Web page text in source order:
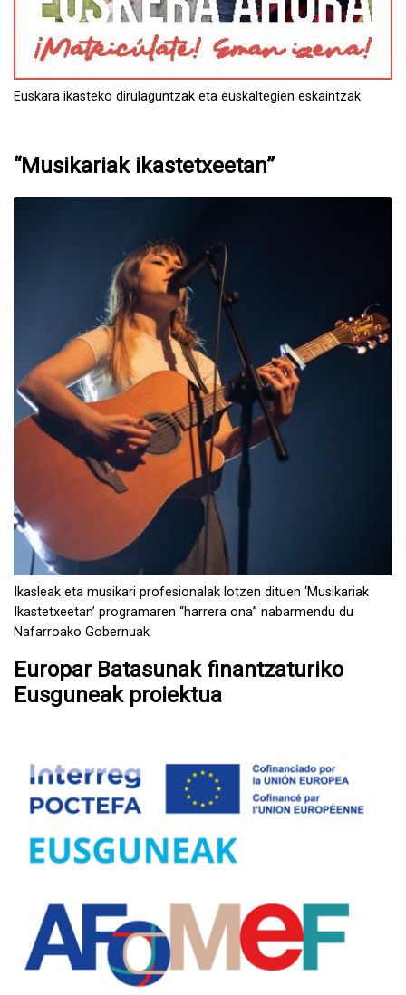
Euskara ikasteko dirulaguntzak eta euskaltegien eskaintzak
“Musikariak ikastetxeetan”
Ikasleak eta musikari profesionalak lotzen dituen ‘Musikariak
Ikastetxeetan’ programaren “harrera ona” nabarmendu du
Nafarroako Gobernuak
Europar Batasunak finantzaturiko
Eusguneak proiektua